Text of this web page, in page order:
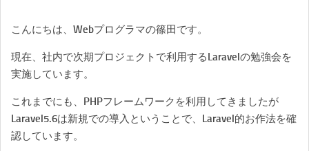
こんにちは、Webプログラマの篠田です。
現在、社内で次期プロジェクトで利用するLaravelの勉強会を
実施しています。
これまでにも、PHPフレームワークを利用してきましたが
Laravel5.6は新規での導入ということで、Laravel的お作法を確
認しています。